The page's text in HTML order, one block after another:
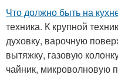
Что должно быть на
техника. К крупной
духовку, варочную
вытяжку, газовую
чайник, микроволновую